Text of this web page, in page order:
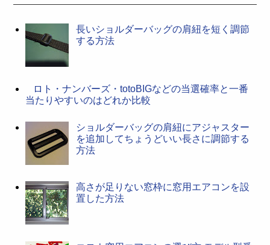
長いショルダーバッグの肩紐を短く調節
する方法
ロト・ナンバーズ・totoBIGなどの当選確率と一番
当たりやすいのはどれか比較
ショルダーバッグの肩紐にアジャスター
を追加してちょうどいい長さに調節する
方法
高さが足りない窓枠に窓用エアコンを設
置した方法